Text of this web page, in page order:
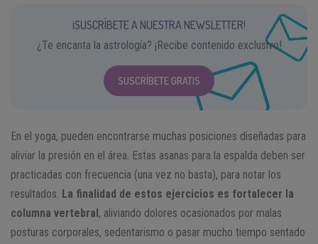
¡SUSCRÍBETE A NUESTRA NEWSLETTER!
¿Te encanta la astrología? ¡Recibe contenido exclusivo!
SUSCRÍBETE GRATIS
En el yoga, pueden encontrarse muchas posiciones diseñadas para
aliviar la presión en el área. Estas asanas para la espalda deben ser
practicadas con frecuencia (una vez no basta), para notar los
resultados. La finalidad de estos ejercicios es fortalecer la
columna vertebral , aliviando dolores ocasionados por malas
posturas corporales, sedentarismo o pasar mucho tiempo sentado